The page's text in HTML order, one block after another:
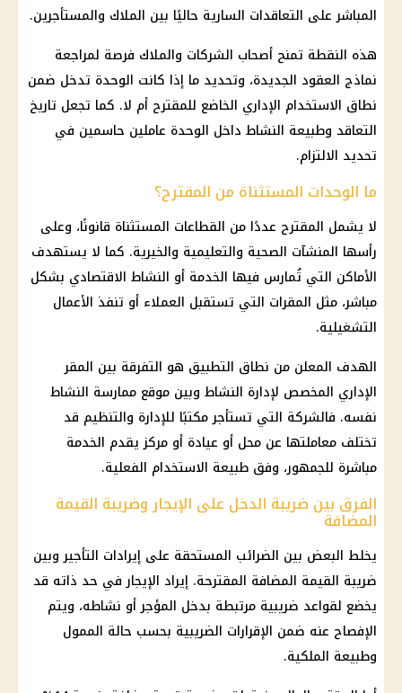
المباشر على التعاقدات السارية حاليًا بين الملاك والمستأجرين.
هذه النقطة تمنح أصحاب الشركات والملاك فرصة لمراجعة
نماذج العقود الجديدة، وتحديد ما إذا كانت الوحدة تدخل ضمن
نطاق الاستخدام الإداري الخاضع للمقترح أم لا. كما تجعل تاريخ
التعاقد وطبيعة النشاط داخل الوحدة عاملين حاسمين في
تحديد الالتزام.
ما الوحدات المستثناة من المقترح؟
لا يشمل المقترح عددًا من القطاعات المستثناة قانونًا، وعلى
رأسها المنشآت الصحية والتعليمية والخيرية. كما لا يستهدف
الأماكن التي تُمارس فيها الخدمة أو النشاط الاقتصادي بشكل
مباشر، مثل المقرات التي تستقبل العملاء أو تنفذ الأعمال
التشغيلية.
الهدف المعلن من نطاق التطبيق هو التفرقة بين المقر
الإداري المخصص لإدارة النشاط وبين موقع ممارسة النشاط
نفسه. فالشركة التي تستأجر مكتبًا للإدارة والتنظيم قد
تختلف معاملتها عن محل أو عيادة أو مركز يقدم الخدمة
مباشرة للجمهور، وفق طبيعة الاستخدام الفعلية.
الفرق بين ضريبة الدخل على الإيجار وضريبة القيمة
المضافة
يخلط البعض بين الضرائب المستحقة على إيرادات التأجير وبين
ضريبة القيمة المضافة المقترحة. إيراد الإيجار في حد ذاته قد
يخضع لقواعد ضريبية مرتبطة بدخل المؤجر أو نشاطه، ويتم
الإفصاح عنه ضمن الإقرارات الضريبية بحسب حالة الممول
وطبيعة الملكية.